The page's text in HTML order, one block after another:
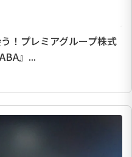
！プレミアグループ株式
』...